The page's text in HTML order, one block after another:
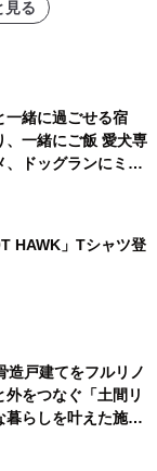
見る
一緒に過ごせる宿
、一緒にご飯 愛犬専
、ドッグランにミニ
グとトレーラーハウ
HAWK」Tシャツ登
造戸建てをフルリノ
をつなぐ「土間リ
暮らしを叶えた施工
スが公開